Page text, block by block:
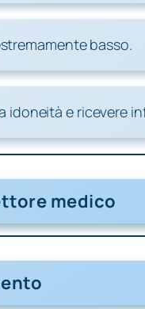
basso.
e ricevere
medico